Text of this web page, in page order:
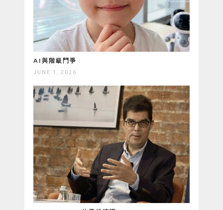
AI與階級鬥爭
JUNE 1, 2026